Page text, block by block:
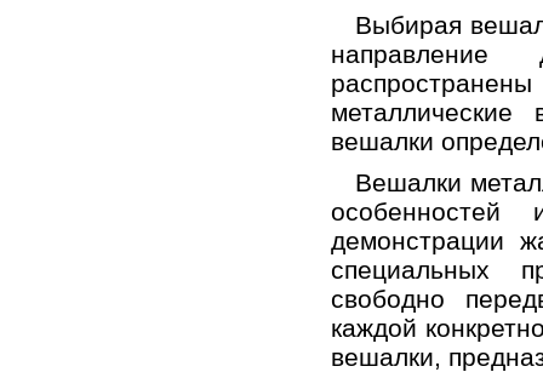
Выбирая
направление
вешалки
Вешалки
демонстрации
специальных
свободно
каждой
вешалки,